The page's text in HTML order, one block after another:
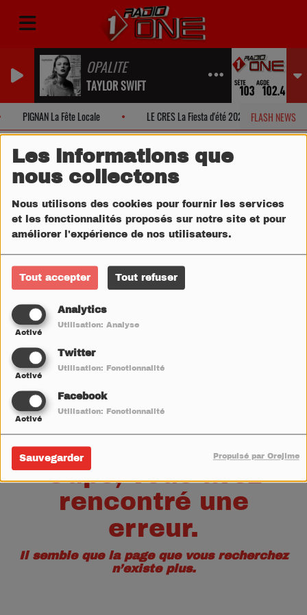
Les informations que
nous collectons
Nous utilisons des cookies pour fournir les services
et les fonctionnalités proposés sur notre site et pour
améliorer l'expérience de nos utilisateurs.
Tout accepter Tout refuser
Analytics
Activé
Utilisation: Analyse
Twitter
Activé
Utilisation: Fonctionnalité
Facebook
Activé
Utilisation: Fonctionnalité
Sauvegarder Propulsé par Orejime
OPALITE
TAYLOR SWIFT
FLASH NEWS
PIGNAN La Fête Locale LE CRES La Fiesta d'été 2026!
Oups, vous avez
rencontré une
erreur.
Il semble que la page que vous recherchez
n’existe plus.